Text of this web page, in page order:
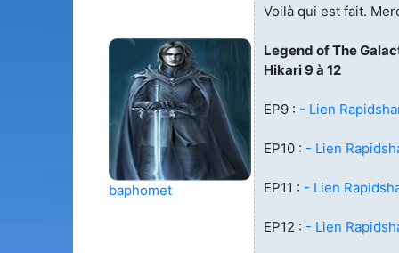
baphomet
Voilà qui est fait.
Legend of The
Hikari 9 à 12
EP9 : - Lien
EP10 : - Lien
EP11 : - Lien
EP12 : - Lien